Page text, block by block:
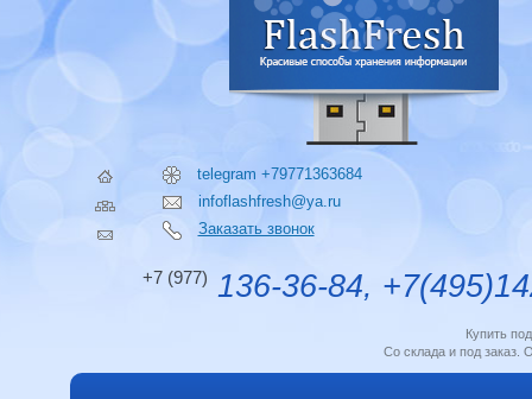
telegram +79771363684
infoflashfresh@ya.ru
Заказать звонок
+7 (977) 136-36-84,
Купить
Со склада и под заказ.